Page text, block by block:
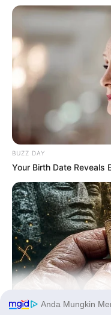
Tampil Lebih
Hasil Renovasi
90 Tahun
BUZZ DAY
Your Birth Date Reveals